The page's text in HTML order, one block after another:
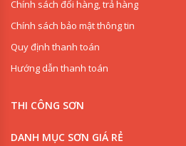
Chính sách đổi hàng, trả hàng
Chính sách bảo mật thông tin
Quy định thanh toán
Hướng dẫn thanh toán
THI CÔNG SƠN
DANH MỤC SƠN GIÁ RẺ